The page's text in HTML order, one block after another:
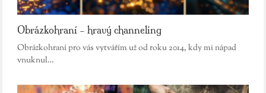
Obrázkohraní – hravý channeling
Obrázkohraní pro vás vytvářím už od roku 2014, kdy mi nápad
vnuknul…